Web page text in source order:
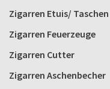
Zigarren Etuis/ Taschen
Zigarren Feuerzeuge
Zigarren Cutter
Zigarren Aschenbecher